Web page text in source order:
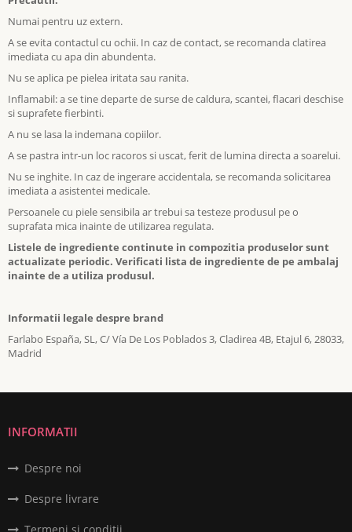
Numai pentru uz extern.
A se evita contactul cu ochii. In caz de contact, se recomanda clatirea
imediata cu apa din abundenta.
Nu se aplica pe pielea iritata sau ranita.
Inflamabil: a se tine departe de surse de caldura, scantei, flacari deschise
si suprafete fierbinti.
A nu se lasa la indemana copiilor.
A se pastra intr-un loc racoros si uscat, ferit de lumina directa a soarelui.
Nu se inghite. In caz de ingerare accidentala, se recomanda solicitarea
imediata a asistentei medicale.
Persoanele cu piele sensibila ar trebui sa testeze produsul pe o
suprafata mica inainte de utilizarea regulata.
Listele de ingrediente continute in compozitia produselor sunt
actualizate periodic. Verificati lista de ingrediente de pe ambalaj
inainte de a utiliza produsul.
Informatii legale despre brand
Farlabo España, SL, C/ Vía De Los Poblados 3, Cladirea 4B, Etajul 6, 28033,
Madrid
INFORMATII
Despre noi
Despre livrare